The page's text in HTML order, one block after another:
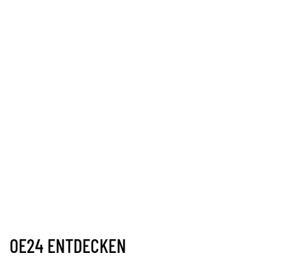
OE24 ENTDECKEN